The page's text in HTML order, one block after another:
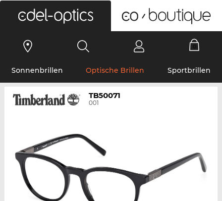
Sonnenbrillen Optische Brillen Sportbrillen
TB50071
001